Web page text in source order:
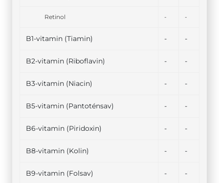
Retinol - -
B1-vitamin (Tiamin) - -
B2-vitamin (Riboflavin) - -
B3-vitamin (Niacin) - -
B5-vitamin (Pantoténsav) - -
B6-vitamin (Piridoxin) - -
B8-vitamin (Kolin) - -
B9-vitamin (Folsav) - -